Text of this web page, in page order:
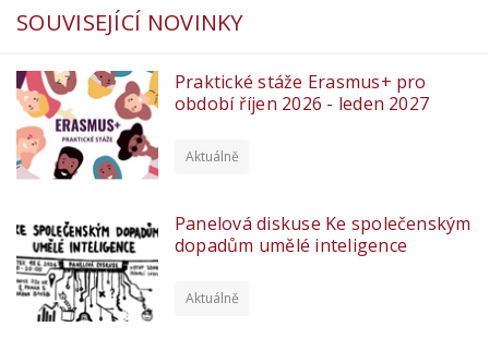
SOUVISEJÍCÍ NOVINKY
Praktické stáže Erasmus+ pro
období říjen 2026 - leden 2027
Aktuálně
Panelová diskuse Ke společenským
dopadům umělé inteligence
Aktuálně